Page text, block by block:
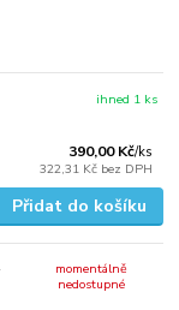
390,00 Kč/ks
322,31 Kč bez DPH
ihned 1 ks
Přidat do košíku
momentálně
nedostupné